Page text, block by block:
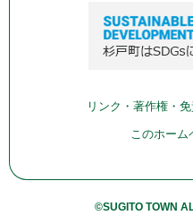
リンク・著作権・
このホーム
©SUGITO TOWN